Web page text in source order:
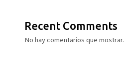
Recent Comments
No hay comentarios que mostrar.